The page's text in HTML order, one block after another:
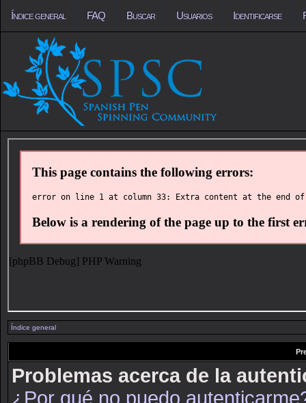
Índice general FAQ Buscar Usuarios Identificarse
Índice general
Problemas acerca de la
¿Por qué no puedo